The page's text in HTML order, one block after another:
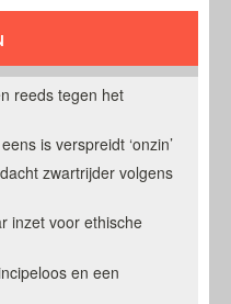
reeds tegen het
is verspreidt ‘onzin’
zwartrijder volgens
inzet voor ethische
en een